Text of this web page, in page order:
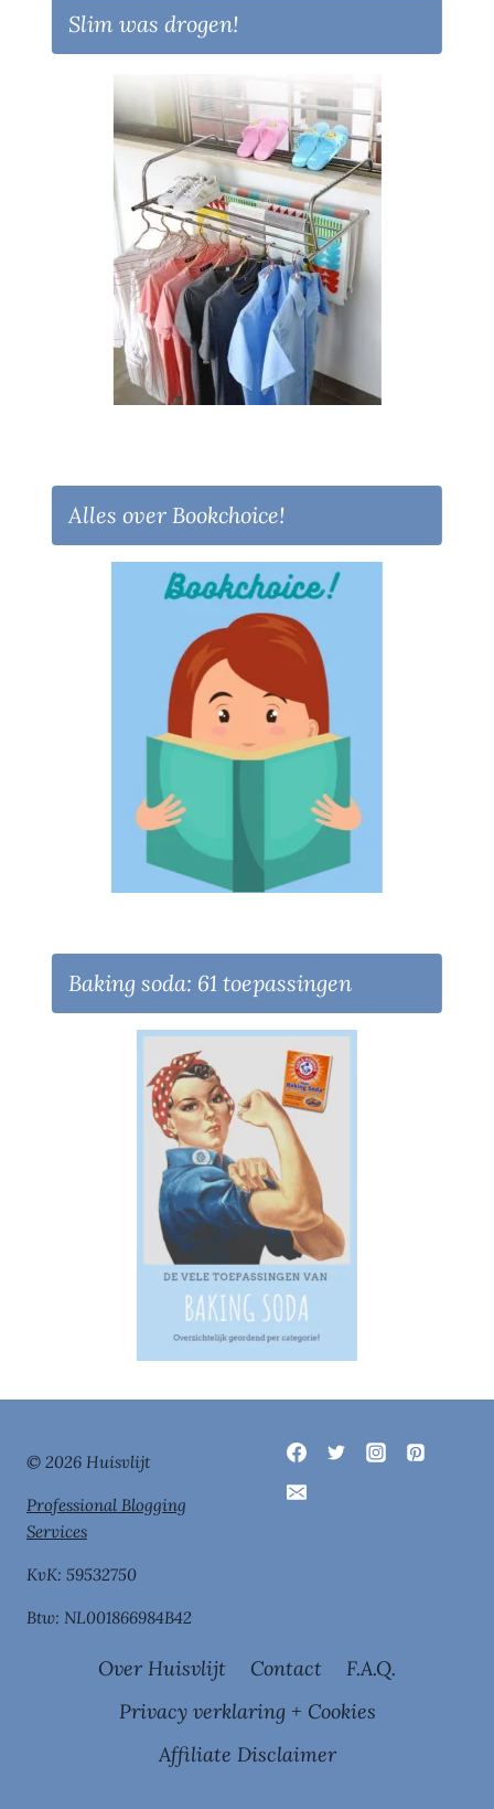
Slim was drogen!
Alles over Bookchoice!
Baking soda: 61 toepassingen
© 2026 Huisvlijt
Professional Blogging
Services
KvK: 59532750
Btw: NL001866984B42
Over Huisvlijt Contact
F.A.Q.
Privacy verklaring + Cookies
Affiliate Disclaimer